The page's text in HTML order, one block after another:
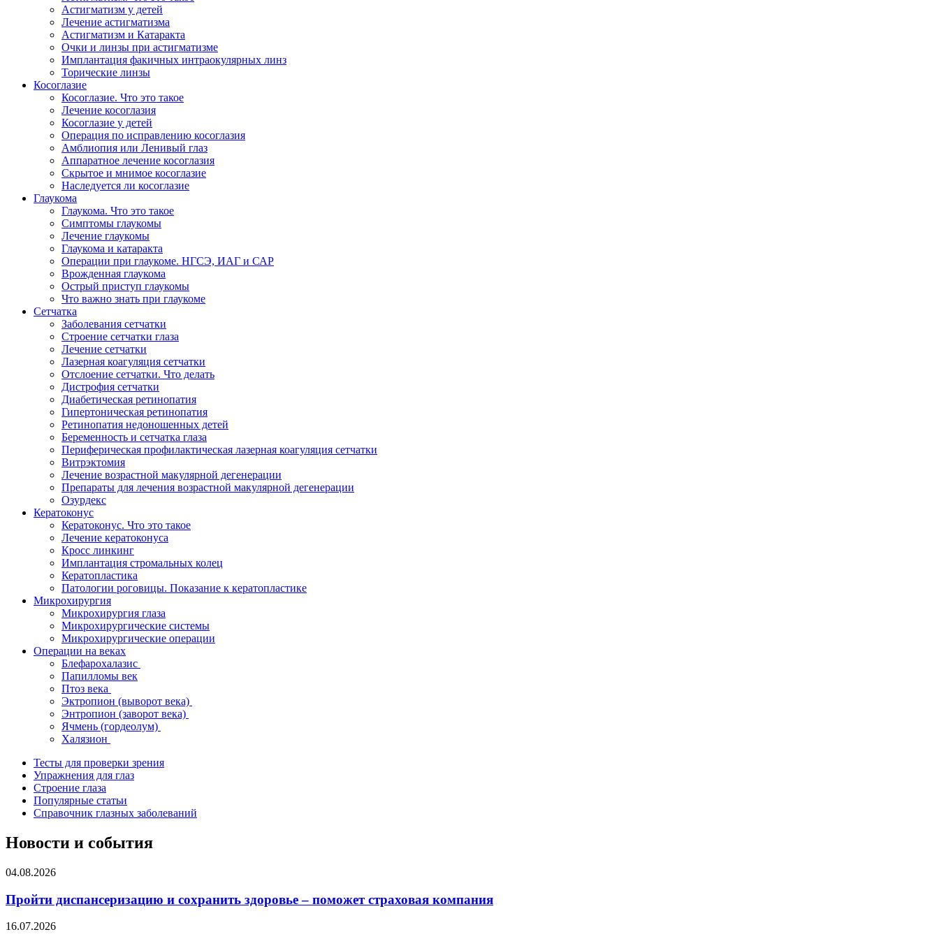
Астигматизм у детей
Лечение астигматизма
Астигматизм и Катаракта
Очки и линзы при астигматизме
Имплантация факичных интраокулярных линз
Торические линзы
Косоглазие
Косоглазие. Что это такое
Лечение косоглазия
Косоглазие у детей
Операция по исправлению косоглазия
Амблиопия или Ленивый глаз
Аппаратное лечение косоглазия
Скрытое и мнимое косоглазие
Наследуется ли косоглазие
Глаукома
Глаукома. Что это такое
Симптомы глаукомы
Лечение глаукомы
Глаукома и катаракта
Операции при глаукоме. НГСЭ, ИАГ и САР
Врожденная глаукома
Острый приступ глаукомы
Что важно знать при глаукоме
Сетчатка
Заболевания сетчатки
Строение сетчатки глаза
Лечение сетчатки
Лазерная коагуляция сетчатки
Отслоение сетчатки. Что делать
Дистрофия сетчатки
Диабетическая ретинопатия
Гипертоническая ретинопатия
Ретинопатия недоношенных детей
Беременность и сетчатка глаза
Периферическая профилактическая лазерная коагуляция сетчатки
Витрэктомия
Лечение возрастной макулярной дегенерации
Препараты для лечения возрастной макулярной дегенерации
Озурдекс
Кератоконус
Кератоконус. Что это такое
Лечение кератоконуса
Кросс линкинг
Имплантация стромальных колец
Кератопластика
Патологии роговицы. Показание к кератопластике
Микрохирургия
Микрохирургия глаза
Микрохирургические системы
Микрохирургические операции
Операции на веках
Блефарохалазис
Папилломы век
Птоз века
Эктропион (выворот века)
Энтропион (заворот века)
Ячмень (гордеолум)
Халязион
Тесты для проверки зрения
Упражнения для глаз
Строение глаза
Популярные статьи
Справочник глазных заболеваний
Новости и события
04.08.2026
Пройти диспансеризацию и сохранить здоровье – поможет страховая компания
16.07.2026